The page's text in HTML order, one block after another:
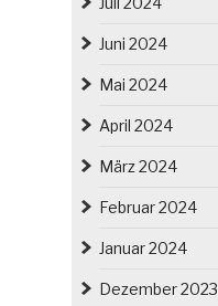
Juni 2024
Mai 2024
April 2024
März 2024
Februar 2024
Januar 2024
Dezember 2023